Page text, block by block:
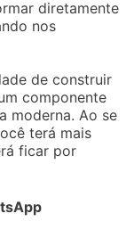
diretamente
nos
de construir
componente
moderna. Ao se
terá mais
ficar por